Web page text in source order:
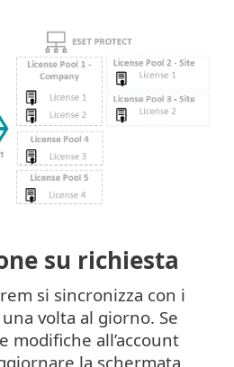
su richiesta
si sincronizza con i
volta al giorno. Se
modifiche all’account
la schermata